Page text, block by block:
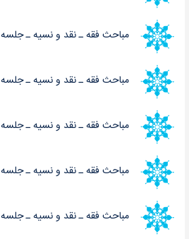
مباحث فقه ـ نقد و نسیه ـ جلسه 33 (1392/09/17)
مباحث فقه ـ نقد و نسیه ـ جلسه 32 (1392/09/16)
مباحث فقه ـ نقد و نسیه ـ جلسه 31 (1392/09/13)
مباحث فقه ـ نقد و نسیه ـ جلسه 30 (1392/09/12)
مباحث فقه ـ نقد و نسیه ـ جلسه 29 (1392/09/11)